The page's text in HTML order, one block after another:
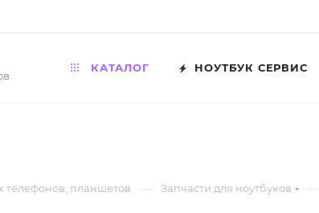
КАТАЛОГ НОУТБУК СЕРВИС
телефонов, планшетов. — Запчасти для ноутбуков —